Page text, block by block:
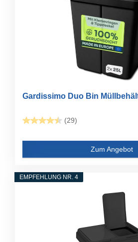
Gardissimo Duo Bin
(29)
Zum Angebot
EMPFEHLUNG NR. 4